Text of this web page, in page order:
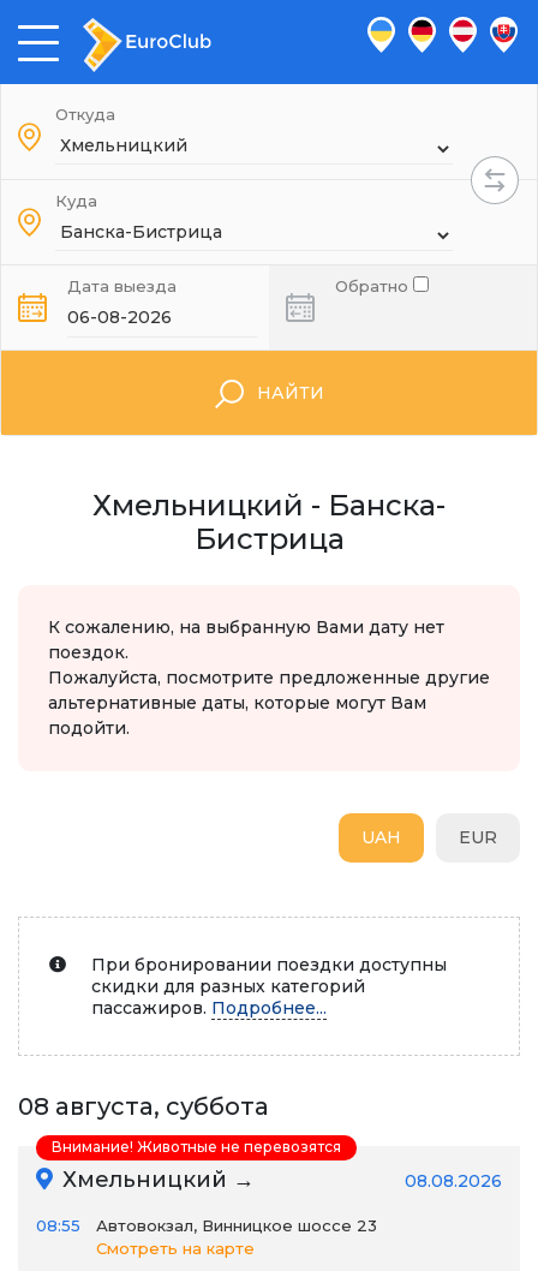
Откуда
Куда
Дата выезда Обратно
НАЙТИ
Хмельницкий - Банска-
Бистрица
К сожалению, на выбранную Вами дату нет
поездок.
Пожалуйста, посмотрите предложенные другие
альтернативные даты, которые могут Вам
подойти.
EUR
UAH
При бронировании поездки доступны
скидки для разных категорий
пассажиров. Подробнее...
08 августа, суббота
Хмельницкий → 08.08.2026
08:55
Автовокзал, Винницкое шоссе 23
Смотреть на карте
Внимание! Животные не перевозятся